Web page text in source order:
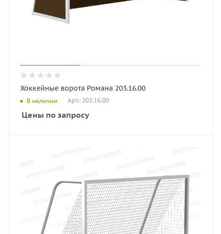
Хоккейные ворота Романа 203.16.00
В наличии Арт.: 203.16.00
Цены по запросу